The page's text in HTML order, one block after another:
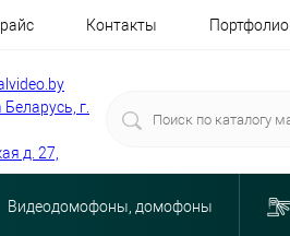
Контакты Портфолио
г.
д. 27,
Видеодомофоны, домофоны